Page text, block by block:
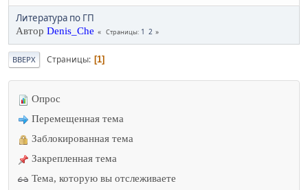
Литература по ГП
Автор Denis_Che Страницы 1 2
ВВЕРХ Страницы 1
Опрос
Перемещенная тема
Заблокированная тема
Закрепленная тема
Тема, которую вы отслеживаете